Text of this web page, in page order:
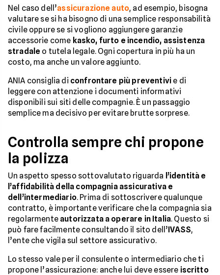
Nel caso dell’assicurazione auto, ad esempio, bisogna
valutare se si ha bisogno di una semplice responsabilità
civile oppure se si vogliono aggiungere garanzie
accessorie come kasko, furto e incendio, assistenza
stradale o tutela legale. Ogni copertura in più ha un
costo, ma anche un valore aggiunto.
ANIA consiglia di confrontare più preventivi e di
leggere con attenzione i documenti informativi
disponibili sui siti delle compagnie. È un passaggio
semplice ma decisivo per evitare brutte sorprese.
Controlla sempre chi propone
la polizza
Un aspetto spesso sottovalutato riguarda l’identità e
l’affidabilità della compagnia assicurativa e
dell’intermediario. Prima di sottoscrivere qualunque
contratto, è importante verificare che la compagnia sia
regolarmente autorizzata a operare in Italia. Questo si
può fare facilmente consultando il sito dell’IVASS,
l’ente che vigila sul settore assicurativo.
Lo stesso vale per il consulente o intermediario che ti
propone l’assicurazione: anche lui deve essere iscritto